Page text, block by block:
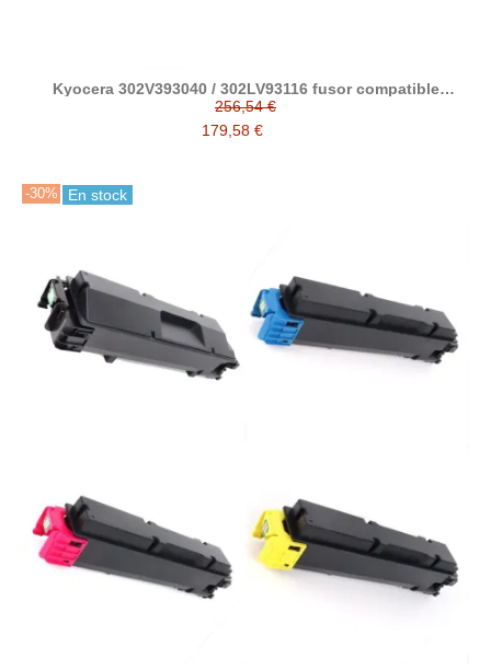
Kyocera 302V393040 / 302LV93116 fusor compatible
(FK3200, FK3300, FK3130E)
256,54 €
179,58 €
-30% En stock